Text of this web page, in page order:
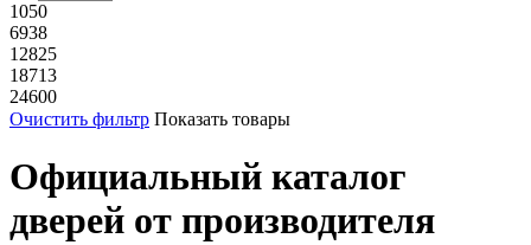
1050
6938
12825
18713
24600
Очистить фильтр Показать товары
Официальный каталог
дверей от производителя